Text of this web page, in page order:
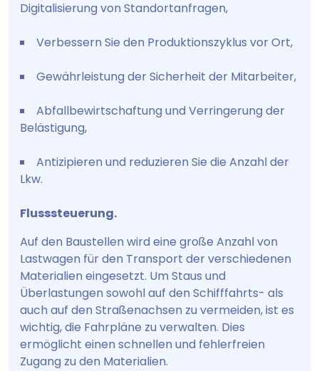
Digitalisierung von Standortanfragen,
Verbessern Sie den Produktionszyklus vor Ort,
Gewährleistung der Sicherheit der Mitarbeiter,
Abfallbewirtschaftung und Verringerung der
Belästigung,
Antizipieren und reduzieren Sie die Anzahl der
Lkw.
Flusssteuerung.
Auf den Baustellen wird eine große Anzahl von
Lastwagen für den Transport der verschiedenen
Materialien eingesetzt. Um Staus und
Überlastungen sowohl auf den Schifffahrts- als
auch auf den Straßenachsen zu vermeiden, ist es
wichtig, die Fahrpläne zu verwalten. Dies
ermöglicht einen schnellen und fehlerfreien
Zugang zu den Materialien.